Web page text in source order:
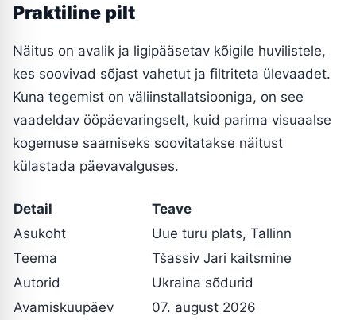
Praktiline pilt
Näitus on avalik ja ligipääsetav kõigile huvilistele,
kes soovivad sõjast vahetut ja filtriteta ülevaadet.
Kuna tegemist on väliinstallatsiooniga, on see
vaadeldav ööpäevaringselt, kuid parima visuaalse
kogemuse saamiseks soovitatakse näitust
külastada päevavalguses.
Detail
Teave
Asukoht
Uue turu plats, Tallinn
Teema
Tšassiv Jari kaitsmine
Autorid
Ukraina sõdurid
Avamiskuupäev
07. august 2026